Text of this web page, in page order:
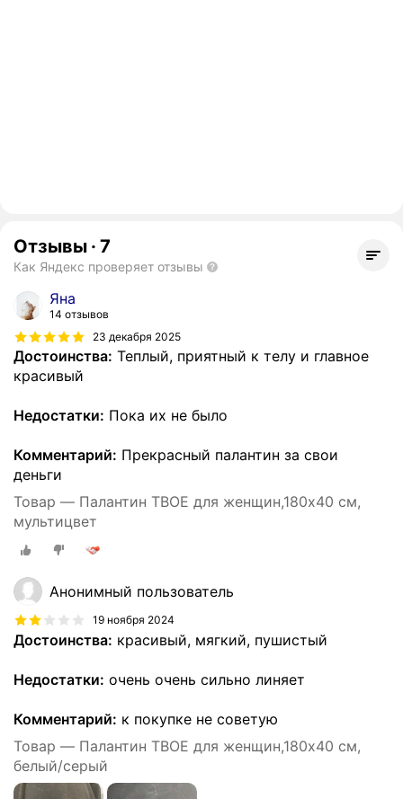
Отзывы · 7
Как Яндекс проверяет отзывы
Яна
14 отзывов
23 декабря 2025
Достоинства: Теплый, приятный к телу и главное
красивый
Недостатки: Пока их не было
Комментарий: Прекрасный палантин за свои
деньги
Товар — Палантин ТВОЕ для женщин,180х40 см,
мультицвет
Анонимный пользователь
19 ноября 2024
Достоинства: красивый, мягкий, пушистый
Недостатки: очень очень сильно линяет
Комментарий: к покупке не советую
Товар — Палантин ТВОЕ для женщин,180х40 см,
белый/серый